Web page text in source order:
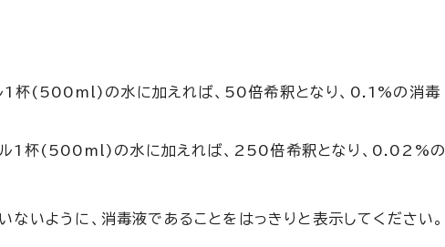
1杯(500ml)の水に加えれば、50倍希釈となり、0.1%の消毒
ル1杯(500ml)の水に加えれば、250倍希釈となり、0.02%の
いように、消毒液であることをはっきりと表示してください。